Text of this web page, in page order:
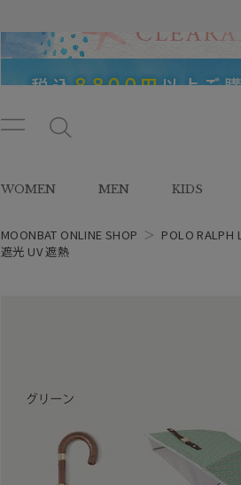
ン
ュ
ー
タ
ン
WOMEN MEN KIDS
MOONBAT ONLINE SHOP ＞ POLO RALPH
遮光 UV 遮熱